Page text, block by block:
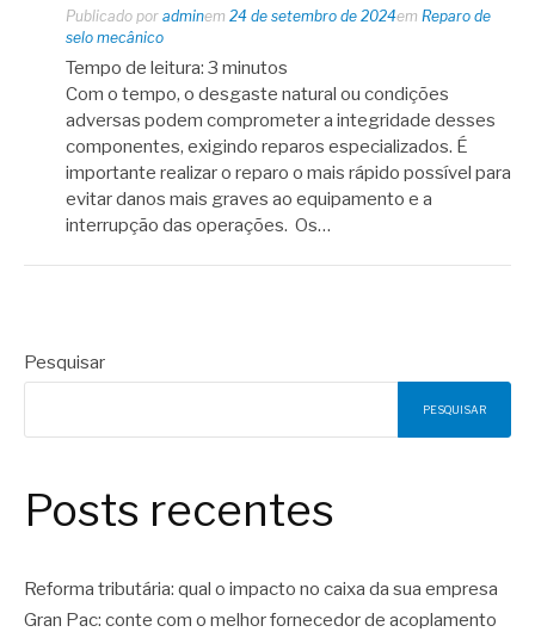
Publicado por adminem 24 de setembro de 2024em Reparo de
selo mecânico
Tempo de leitura: 3 minutos
Com o tempo, o desgaste natural ou condições
adversas podem comprometer a integridade desses
componentes, exigindo reparos especializados. É
importante realizar o reparo o mais rápido possível para
evitar danos mais graves ao equipamento e a
interrupção das operações. Os…
Pesquisar
PESQUISAR
Posts recentes
Reforma tributária: qual o impacto no caixa da sua empresa
Gran Pac: conte com o melhor fornecedor de acoplamento